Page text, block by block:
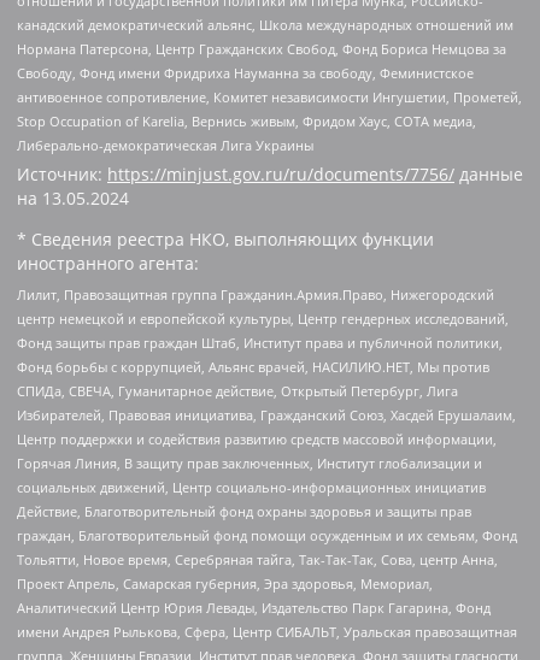
канадский демократический альянс, Школа международных отношений им
Нормана Патерсона, Центр Гражданских Свобод, Фонд Бориса Немцова за
Свободу, Фонд имени Фридриха Науманна за свободу, Феминистское
антивоенное сопротивление, Комитет независимости Ингушетии, Прометей,
Stop Occupation of Karelia, Вернись живым, Фридом Хаус, СОТА медиа,
Либерально-демократическая Лига Украины
Источник: https://minjust.gov.ru/ru/documents/7756/ данные
на 13.05.2024
* Сведения реестра НКО, выполняющих функции
иностранного агента:
Лилит, Правозащитная группа Гражданин.Армия.Право, Нижегородский
центр немецкой и европейской культуры, Центр гендерных исследований,
Фонд защиты прав граждан Штаб, Институт права и публичной политики,
Фонд борьбы с коррупцией, Альянс врачей, НАСИЛИЮ.НЕТ, Мы против
СПИДа, СВЕЧА, Гуманитарное действие, Открытый Петербург, Лига
Избирателей, Правовая инициатива, Гражданский Союз, Хасдей Ерушалаим,
Центр поддержки и содействия развитию средств массовой информации,
Горячая Линия, В защиту прав заключенных, Институт глобализации и
социальных движений, Центр социально-информационных инициатив
Действие, Благотворительный фонд охраны здоровья и защиты прав
граждан, Благотворительный фонд помощи осужденным и их семьям, Фонд
Тольятти, Новое время, Серебряная тайга, Так-Так-Так, Сова, центр Анна,
Проект Апрель, Самарская губерния, Эра здоровья, Мемориал,
Аналитический Центр Юрия Левады, Издательство Парк Гагарина, Фонд
имени Андрея Рылькова, Сфера, Центр СИБАЛЬТ, Уральская правозащитная
группа, Женщины Евразии, Институт прав человека, Фонд защиты гласности,